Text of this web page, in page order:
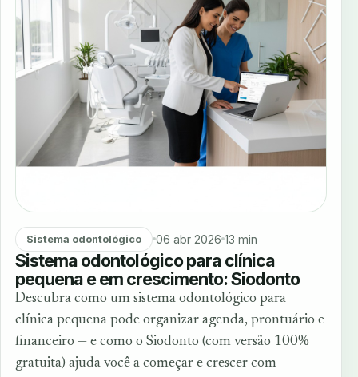
Sistema odontológico 06 abr 2026 13 min
Sistema odontológico para clínica
pequena e em crescimento: Siodonto
Descubra como um sistema odontológico para
clínica pequena pode organizar agenda, prontuário e
financeiro — e como o Siodonto (com versão 100%
gratuita) ajuda você a começar e crescer com